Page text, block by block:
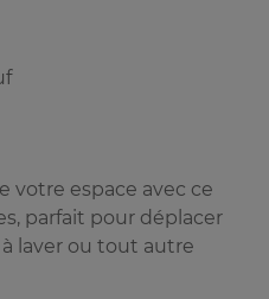
votre espace avec ce
parfait pour déplacer
laver ou tout autre